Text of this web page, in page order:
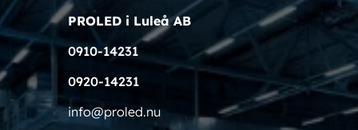
PROLED i Luleå AB
0910-14231
0920-14231
info@proled.nu